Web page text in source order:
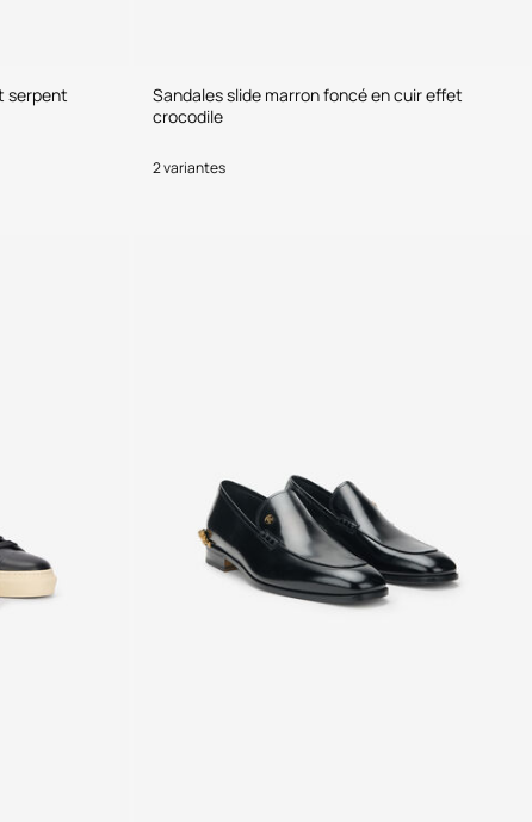
serpent
Sandales slide marron foncé en cuir effet
crocodile
2 variantes